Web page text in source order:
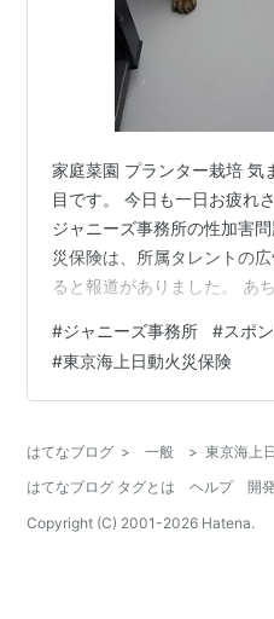
家庭菜園 プランター栽培 気
目です。 今日も一日お疲れ
ジャニーズ事務所の性加害
災保険は、所属タレントの
ると報道がありました。 あ
していましたが、打ち切り
うです。 おい、東京海上日
モーターの不正請求問題は
金部門における保険金不正
様およ…
#ジャニーズ事務所 #スポ
#東京海上日動火災保険
はてなブログ > 一般 > 東京海上
はてなブログ タグとは
ヘルプ 開
Copyright (C) 2001-2026 Hatena.